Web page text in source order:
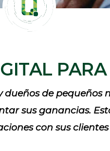
de pequeños
sus ganancias.
con sus